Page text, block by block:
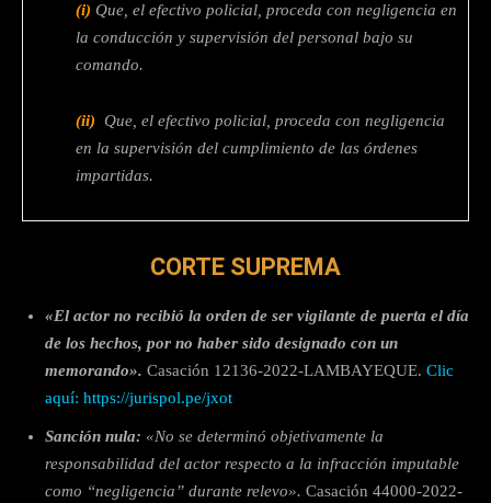
(i) Que, el efectivo policial, proceda con negligencia en
la conducción y supervisión del personal bajo su
comando.
(ii)
Que, el efectivo policial, proceda con negligencia
en la supervisión del cumplimiento de las órdenes
impartidas.
CORTE SUPREMA
«El actor no recibió la orden de ser vigilante de puerta el día
de los hechos, por no haber sido designado con un
memorando». Casación 12136-2022-LAMBAYEQUE. Clic
aquí: https://jurispol.pe/jxot
Sanción nula: «No se determinó objetivamente la
responsabilidad del actor respecto a la infracción imputable
como “negligencia” durante relevo». Casación 44000-2022-